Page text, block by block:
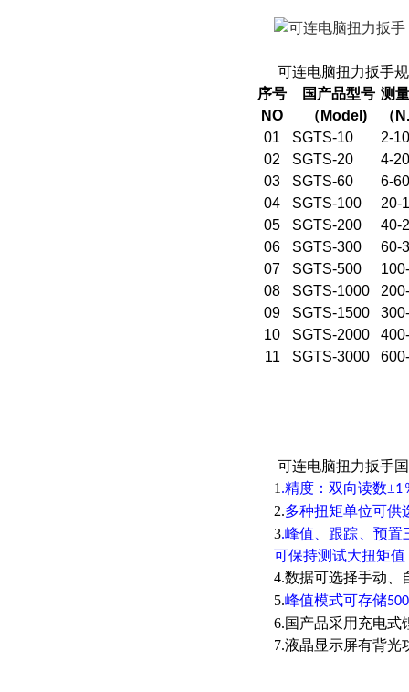
可连电脑扭力扳手
序号
NO
国产品型号
（Model)
测
（
01
SGTS-10
2-10
02
SGTS-20
4-20
03
SGTS-60
6-60
04
SGTS-100
20-
05
SGTS-200
40-
06
SGTS-300
60-
07
SGTS-500
08
SGTS-1000
09
SGTS-1500
10
SGTS-2000
11
SGTS-3000
可连电脑扭力扳手
1 .精度：双向读数±1
2.多种扭矩单位可供
3.峰值、跟踪、预置
可保持测试大扭矩
4.数据可选择手动、
5.峰值模式可存储500
6.国产品采用充电式
7.液晶显示屏有背光